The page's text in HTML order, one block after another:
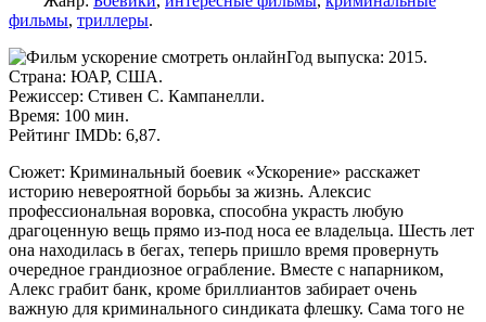
фильмы, триллеры.
Год выпуска: 2015.
Страна: ЮАР, США.
Режиссер: Стивен С. Кампанелли.
Время: 100 мин.
Рейтинг IMDb: 6,87.
Сюжет: Криминальный боевик «Ускорение» расскажет
историю невероятной борьбы за жизнь. Алексис
профессиональная воровка, способна украсть любую
драгоценную вещь прямо из-под носа ее владельца. Шесть лет
она находилась в бегах, теперь пришло время провернуть
очередное грандиозное ограбление. Вместе с напарником,
Алекс грабит банк, кроме бриллиантов забирает очень
важную для криминального синдиката флешку. Сама того не